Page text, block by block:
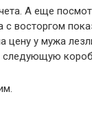
А еще
с восторгом
цену у мужа
следующую